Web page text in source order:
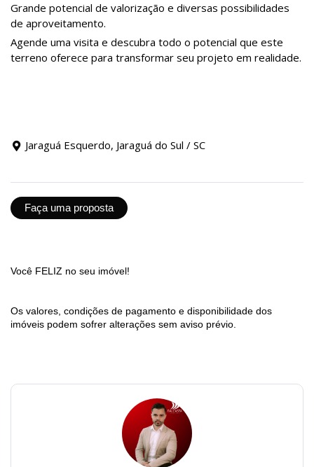
Grande potencial de valorização e diversas possibilidades
de aproveitamento.
Agende uma visita e descubra todo o potencial que este
terreno oferece para transformar seu projeto em realidade.
Jaraguá Esquerdo, Jaraguá do Sul / SC
Faça uma proposta
Você FELIZ no seu imóvel!
Os valores, condições de pagamento e disponibilidade dos
imóveis podem sofrer alterações sem aviso prévio.